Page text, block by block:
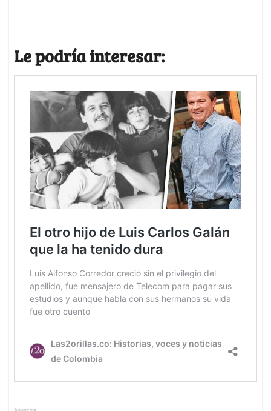
Le podría interesar: